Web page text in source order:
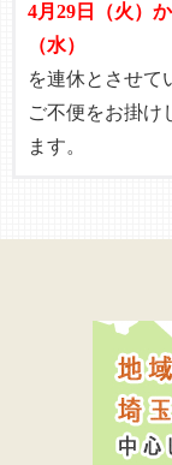
4月29日（火）
（水）
を連休とさせて
ご不便をお掛け
ます。